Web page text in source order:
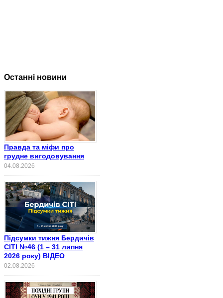
Останні новини
Правда та міфи про
грудне вигодовування
04.08.2026
Підсумки тижня Бердичів
СІТІ №46 (1 – 31 липня
2026 року) ВІДЕО
02.08.2026